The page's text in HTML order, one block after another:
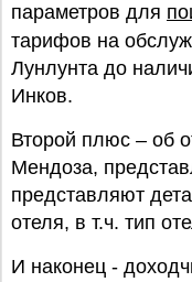
параметров для
тарифов на
Лунлунта до
Инков.
Второй плюс – об
Мендоза,
представляют
отеля, в т.ч. тип
И наконец -